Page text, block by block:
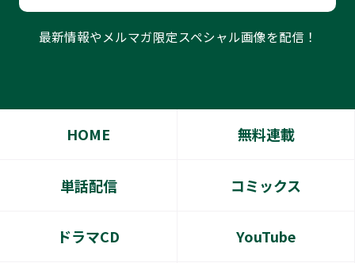
最新情報やメルマガ限定スペシャル画像を配信！
HOME 無料連載
単話配信 コミックス
ドラマCD YouTube